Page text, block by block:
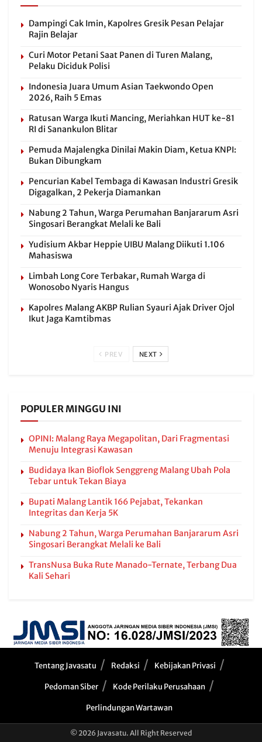
Dampingi Cak Imin, Kapolres Gresik Pesan Pelajar
Rajin Belajar
Curi Motor Petani Saat Panen di Turen Malang,
Pelaku Diciduk Polisi
Indonesia Juara Umum Asian Taekwondo Open
2026, Raih 5 Emas
Ratusan Warga Ikuti Mancing, Meriahkan HUT ke-81
RI di Sanankulon Blitar
Pemuda Majalengka Dinilai Makin Diam, Ketua KNPI:
Bukan Dibungkam
Pencurian Kabel Tembaga di Kawasan Industri Gresik
Digagalkan, 2 Pekerja Diamankan
Nabung 2 Tahun, Warga Perumahan Banjararum Asri
Singosari Berangkat Melali ke Bali
Yudisium Akbar Heppie UIBU Malang Diikuti 1.106
Mahasiswa
Limbah Long Core Terbakar, Rumah Warga di
Wonosobo Nyaris Hangus
Kapolres Malang AKBP Rulian Syauri Ajak Driver Ojol
Ikut Jaga Kamtibmas
PREV NEXT
POPULER MINGGU INI
OPINI: Malang Raya Megapolitan, Dari Fragmentasi
Menuju Integrasi Kawasan
Budidaya Ikan Bioflok Senggreng Malang Ubah Pola
Tebar untuk Tekan Biaya
Bupati Malang Lantik 166 Pejabat, Tekankan
Integritas dan Kerja 5K
Nabung 2 Tahun, Warga Perumahan Banjararum Asri
Singosari Berangkat Melali ke Bali
TransNusa Buka Rute Manado-Ternate, Terbang Dua
Kali Sehari
Tentang Javasatu Redaksi Kebijakan Privasi
Pedoman Siber Kode Perilaku Perusahaan
Perlindungan Wartawan
© 2026 Javasatu. All Right Reserved